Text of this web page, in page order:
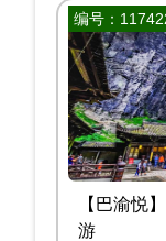
编号：
【巴渝悦
游